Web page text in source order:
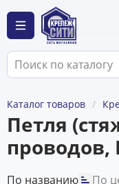
Каталог товаров
Петля
проводов,
По названию
По